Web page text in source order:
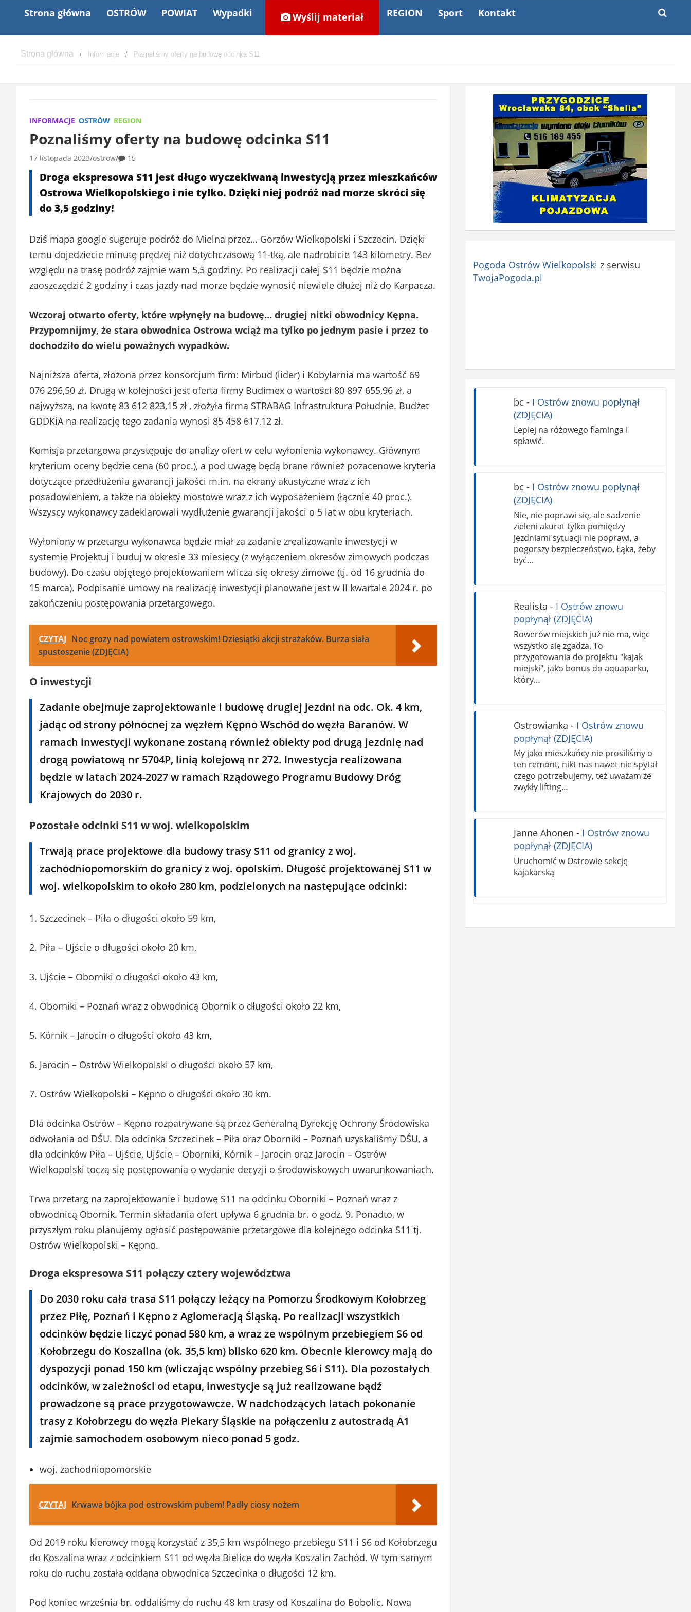
Strona główna OSTRÓW POWIAT Wypadki Wyślij materiał REGION Sport Kontakt
Informacje Poznaliśmy oferty na budowę odcinka S11
INFORMACJE OSTRÓW REGION
Poznaliśmy oferty na budowę odcinka S11
17 listopada 2023 ostrow 15
Droga ekspresowa S11 jest długo wyczekiwaną inwestycją przez mieszkańców
Ostrowa Wielkopolskiego i nie tylko. Dzięki niej podróż nad morze skróci się
do 3,5 godziny!
Dziś mapa google sugeruje podróż do Mielna przez… Gorzów Wielkopolski i Szczecin. Dzięki
temu dojedziecie minutę prędzej niż dotychczasową 11-tką, ale nadrobicie 143 kilometry. Bez
względu na trasę podróż zajmie wam 5,5 godziny. Po realizacji całej S11 będzie można
zaoszczędzić 2 godziny i czas jazdy nad morze będzie wynosić niewiele dłużej niż do Karpacza.
Wczoraj otwarto oferty, które wpłynęły na budowę… drugiej nitki obwodnicy Kępna.
Przypomnijmy, że stara obwodnica Ostrowa wciąż ma tylko po jednym pasie i przez to
dochodziło do wielu poważnych wypadków.
Najniższa oferta, złożona przez konsorcjum firm: Mirbud (lider) i Kobylarnia ma wartość 69
076 296,50 zł. Drugą w kolejności jest oferta firmy Budimex o wartości 80 897 655,96 zł, a
najwyższą, na kwotę 83 612 823,15 zł , złożyła firma STRABAG Infrastruktura Południe. Budżet
GDDKiA na realizację tego zadania wynosi 85 458 617,12 zł.
Komisja przetargowa przystępuje do analizy ofert w celu wyłonienia wykonawcy. Głównym
kryterium oceny będzie cena (60 proc.), a pod uwagę będą brane również pozacenowe kryteria
dotyczące przedłużenia gwarancji jakości m.in. na ekrany akustyczne wraz z ich
posadowieniem, a także na obiekty mostowe wraz z ich wyposażeniem (łącznie 40 proc.).
Wszyscy wykonawcy zadeklarowali wydłużenie gwarancji jakości o 5 lat w obu kryteriach.
Wyłoniony w przetargu wykonawca będzie miał za zadanie zrealizowanie inwestycji w
systemie Projektuj i buduj w okresie 33 miesięcy (z wyłączeniem okresów zimowych podczas
budowy). Do czasu objętego projektowaniem wlicza się okresy zimowe (tj. od 16 grudnia do
15 marca). Podpisanie umowy na realizację inwestycji planowane jest w II kwartale 2024 r. po
zakończeniu postępowania przetargowego.
CZYTAJ Noc grozy nad powiatem ostrowskim! Dziesiątki akcji strażaków. Burza siała
spustoszenie (ZDJĘCIA)
O inwestycji
Zadanie obejmuje zaprojektowanie i budowę drugiej jezdni na odc. Ok. 4 km,
jadąc od strony północnej za węzłem Kępno Wschód do węzła Baranów. W
ramach inwestycji wykonane zostaną również obiekty pod drugą jezdnię nad
drogą powiatową nr 5704P, linią kolejową nr 272. Inwestycja realizowana
będzie w latach 2024-2027 w ramach Rządowego Programu Budowy Dróg
Krajowych do 2030 r.
Pozostałe odcinki S11 w woj. wielkopolskim
Trwają prace projektowe dla budowy trasy S11 od granicy z woj.
zachodniopomorskim do granicy z woj. opolskim. Długość projektowanej S11 w
woj. wielkopolskim to około 280 km, podzielonych na następujące odcinki:
1. Szczecinek – Piła o długości około 59 km,
2. Piła – Ujście o długości około 20 km,
3. Ujście – Oborniki o długości około 43 km,
4. Oborniki – Poznań wraz z obwodnicą Obornik o długości około 22 km,
5. Kórnik – Jarocin o długości około 43 km,
6. Jarocin – Ostrów Wielkopolski o długości około 57 km,
7. Ostrów Wielkopolski – Kępno o długości około 30 km.
Dla odcinka Ostrów – Kępno rozpatrywane są przez Generalną Dyrekcję Ochrony Środowiska
odwołania od DŚU. Dla odcinka Szczecinek – Piła oraz Oborniki – Poznań uzyskaliśmy DŚU, a
dla odcinków Piła – Ujście, Ujście – Oborniki, Kórnik – Jarocin oraz Jarocin – Ostrów
Wielkopolski toczą się postępowania o wydanie decyzji o środowiskowych uwarunkowaniach.
Trwa przetarg na zaprojektowanie i budowę S11 na odcinku Oborniki – Poznań wraz z
obwodnicą Obornik. Termin składania ofert upływa 6 grudnia br. o godz. 9. Ponadto, w
przyszłym roku planujemy ogłosić postępowanie przetargowe dla kolejnego odcinka S11 tj.
Ostrów Wielkopolski – Kępno.
Droga ekspresowa S11 połączy cztery województwa
Do 2030 roku cała trasa S11 połączy leżący na Pomorzu Środkowym Kołobrzeg
przez Piłę, Poznań i Kępno z Aglomeracją Śląską. Po realizacji wszystkich
odcinków będzie liczyć ponad 580 km, a wraz ze wspólnym przebiegiem S6 od
Kołobrzegu do Koszalina (ok. 35,5 km) blisko 620 km. Obecnie kierowcy mają do
dyspozycji ponad 150 km (wliczając wspólny przebieg S6 i S11). Dla pozostałych
odcinków, w zależności od etapu, inwestycje są już realizowane bądź
prowadzone są prace przygotowawcze. W nadchodzących latach pokonanie
trasy z Kołobrzegu do węzła Piekary Śląskie na połączeniu z autostradą A1
zajmie samochodem osobowym nieco ponad 5 godz.
woj. zachodniopomorskie
CZYTAJ Krwawa bójka pod ostrowskim pubem! Padły ciosy nożem
Od 2019 roku kierowcy mogą korzystać z 35,5 km wspólnego przebiegu S11 i S6 od Kołobrzegu
do Koszalina wraz z odcinkiem S11 od węzła Bielice do węzła Koszalin Zachód. W tym samym
roku do ruchu została oddana obwodnica Szczecinka o długości 12 km.
Pod koniec września br. oddaliśmy do ruchu 48 km trasy od Koszalina do Bobolic. Nowa
Pogoda Ostrów Wielkopolski z serwisu
TwojaPogoda.pl
bc - I Ostrów znowu popłynął
(ZDJĘCIA)
Lepiej na różowego flaminga i
spławić.
bc - I Ostrów znowu popłynął
(ZDJĘCIA)
Nie, nie poprawi się, ale sadzenie
zieleni akurat tylko pomiędzy
jezdniami sytuacji nie poprawi, a
pogorszy bezpieczeństwo. Łąka, żeby
być…
Realista - I Ostrów znowu
popłynął (ZDJĘCIA)
Rowerów miejskich już nie ma, więc
wszystko się zgadza. To
przygotowania do projektu "kajak
miejski", jako bonus do aquaparku,
który…
Ostrowianka - I Ostrów znowu
popłynął (ZDJĘCIA)
My jako mieszkańcy nie prosiliśmy o
ten remont, nikt nas nawet nie spytał
czego potrzebujemy, też uważam że
zwykły lifting…
Janne Ahonen - I Ostrów znowu
popłynął (ZDJĘCIA)
Uruchomić w Ostrowie sekcję
kajakarską